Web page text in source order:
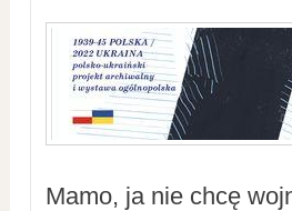
Mamo, ja nie chcę